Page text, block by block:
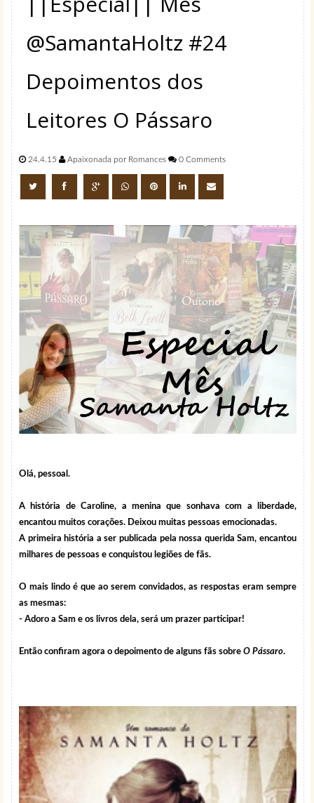
@SamantaHoltz #24
Depoimentos dos
Leitores O Pássaro
24.4.15 Apaixonada por Romances 0 Comments
Olá, pessoal.
A história de Caroline, a menina que sonhava com a liberdade,
encantou muitos corações. Deixou muitas pessoas emocionadas.
A primeira história a ser publicada pela nossa querida Sam, encantou
milhares de pessoas e conquistou legiões de fãs.
O mais lindo é que ao serem convidados, as respostas eram sempre
as mesmas:
- Adoro a Sam e os livros dela, será um prazer participar!
Então confiram agora o depoimento de alguns fãs sobre O Pássaro.